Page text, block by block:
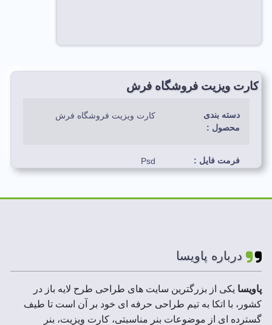
کارت ویزیت فروشگاه فرش
دسته بندی
محصول :
کارت ویزیت فروشگاه فرش
فرمت فایل : Psd
ابعاد فایل : 9*6 سانتیمتر
رزولوشن : 300 DPI
درباره پاویسا
پاویسا یکی از بزرگترین سایت های طراحی طرح لایه باز در
کشور، با اتکا به تیم طراحی حرفه ای خود بر آن است تا طیف
گسترده ای از موضوعات بنر مناسبتی، کارت ویزیت، بنر